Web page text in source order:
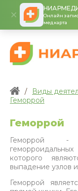
Онлайн
медкарта
/ Виды
Геморрой
Геморрой
Геморрой -
которого
выпадение узлов
Геморрой